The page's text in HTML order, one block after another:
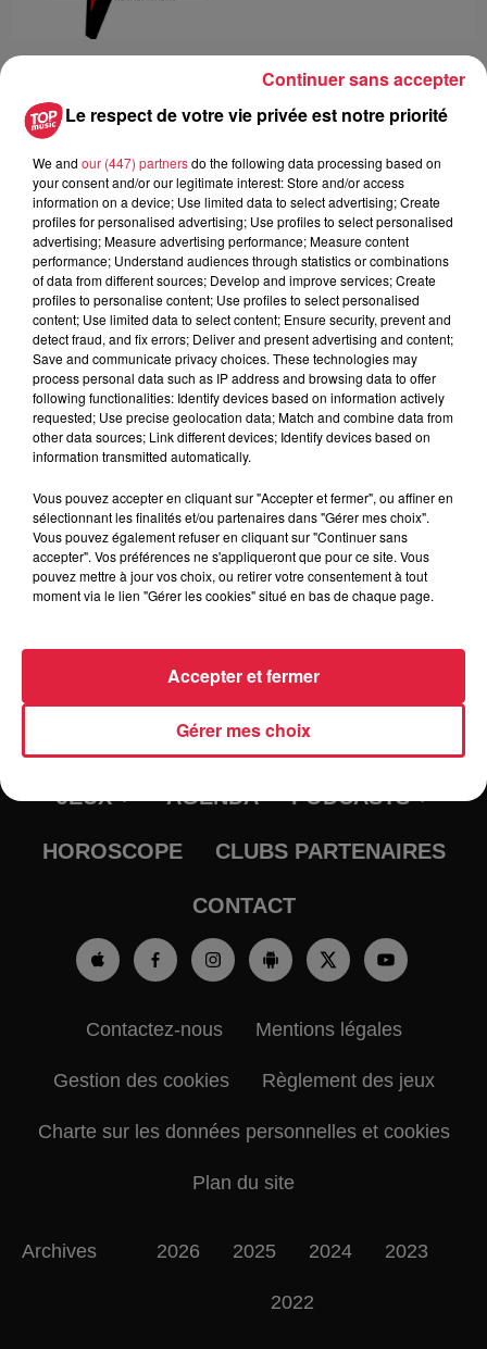
Date
du27 octobre 2018 à 0h00
au 27 octobre 2018 à 0h00
Lieu La patinoire de COLMAR
Tarif Gratuit
RADIO INFOS
TRAQUEURS D'EMPLOI
JEUX AGENDA PODCASTS
HOROSCOPE CLUBS PARTENAIRES
CONTACT
Contactez-nous Mentions légales
Gestion des cookies Règlement des jeux
Charte sur les données personnelles et cookies
Plan du site
Archives 2026 2025 2024 2023
2022
Le respect de votre vie privée est notre priorité
We and our (447) partnersdo the following data processing based on
your consent and/or our legitimate interest: Store and/or access
information on a device; Use limited data to select advertising; Create
profiles for personalised advertising; Use profiles to select personalised
advertising; Measure advertising performance; Measure content
performance; Understand audiences through statistics or combinations
of data from different sources; Develop and improve services; Create
profiles to personalise content; Use profiles to select personalised
content; Use limited data to select content; Ensure security, prevent and
detect fraud, and fix errors; Deliver and present advertising and content;
Save and communicate privacy choices. These technologies may
process personal data such as IP address and browsing data to offer
following functionalities: Identify devices based on information actively
requested; Use precise geolocation data; Match and combine data from
other data sources; Link different devices; Identify devices based on
information transmitted automatically.
Vous pouvez accepter en cliquant sur "Accepter et fermer", ou affiner en
sélectionnant les finalités et/ou partenaires dans "Gérer mes choix".
Vous pouvez également refuser en cliquant sur "Continuer sans
accepter". Vos préférences ne s'appliqueront que pour ce site. Vous
pouvez mettre à jour vos choix, ou retirer votre consentement à tout
moment via le lien "Gérer les cookies" situé en bas de chaque page.
Gérer mes choix
Accepter et fermer
Continuer sans accepter